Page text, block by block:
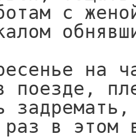
с
на
поезде,
раз в этом